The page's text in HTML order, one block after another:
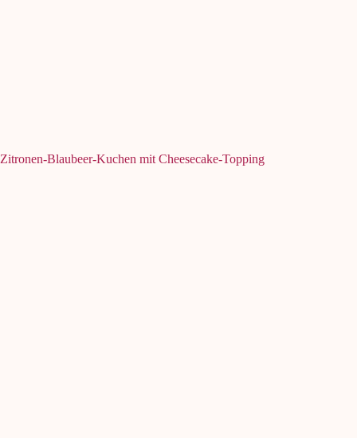
Zitronen-Blaubeer-Kuchen mit Cheesecake-Topping